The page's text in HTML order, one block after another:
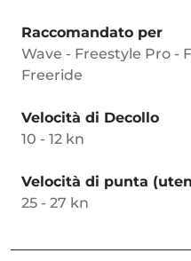
Raccomandato per
Wave - Freestyle Pro -
Freeride
Velocità di Decollo
10 - 12 kn
Velocità di punta
25 - 27 kn